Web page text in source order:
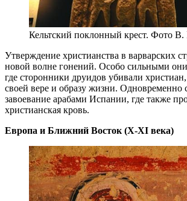
Кельтский поклонный крест. Фото
Утверждение христианства в варварских
новой волне гонений. Особо сильными
где сторонники друидов убивали
своей вере и образу жизни. Одновременно
завоевание арабами Испании, где также
христианская кровь.
Европа и Ближний Восток (Х-XI века)